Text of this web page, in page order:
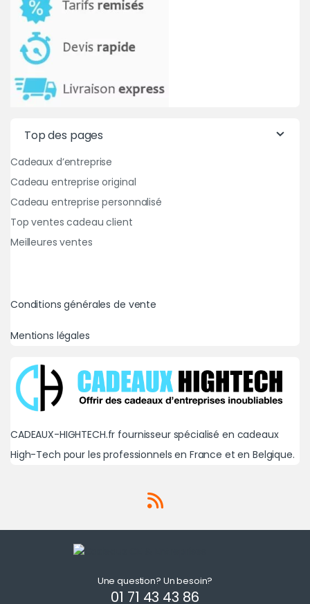
Top des pages
Cadeaux d’entreprise
Cadeau entreprise original
Cadeau entreprise personnalisé
Top ventes cadeau client
Meilleures ventes
Conditions générales de vente
Mentions légales
CADEAUX-HIGHTECH.fr fournisseur spécialisé en cadeaux
High-Tech pour les professionnels en France et en Belgique.
Une question? Un besoin?
01 71 43 43 86